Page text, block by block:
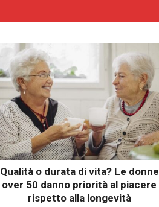
Qualità o durata di vita? Le donne
over 50 danno priorità al piacere
rispetto alla longevità